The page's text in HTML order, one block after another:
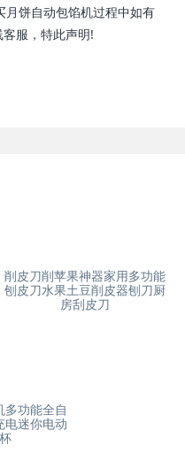
饼自动包馅机过程中如有
服，特此声明!
削皮刀削苹果神器家用多功能
刨皮刀水果土豆削皮器刨刀厨
房刮皮刀
多功能全自
电迷你电动